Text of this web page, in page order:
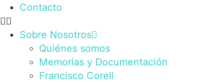
Contacto
Sobre Nosotros
Quiénes somos
Memorias y Documentación
Francisco Corell